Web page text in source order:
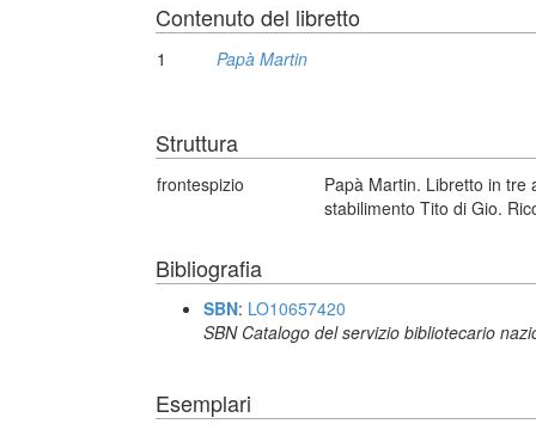
Contenuto del libretto
1 Papà Martin
Struttura
frontespizio
Papà Martin. Libretto in tre
stabilimento Tito di Gio.
Bibliografia
SBN: LO10657420
SBN Catalogo del servizio bibliotecario
Esemplari